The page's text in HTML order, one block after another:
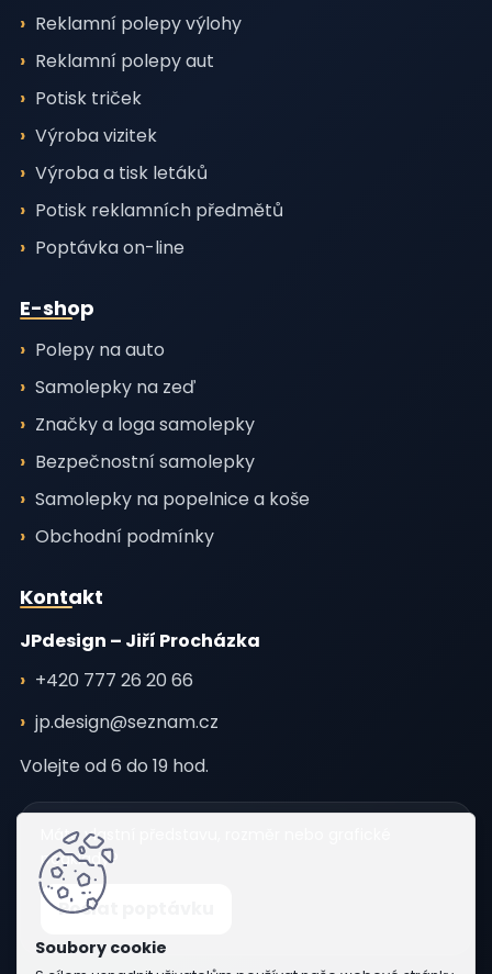
Reklamní polepy výlohy
Reklamní polepy aut
Potisk triček
Výroba vizitek
Výroba a tisk letáků
Potisk reklamních předmětů
Poptávka on-line
E-shop
Polepy na auto
Samolepky na zeď
Značky a loga samolepky
Bezpečnostní samolepky
Samolepky na popelnice a koše
Obchodní podmínky
Kontakt
JPdesign – Jiří Procházka
+420 777 26 20 66
jp.design@seznam.cz
Volejte od 6 do 19 hod.
Máte vlastní představu, rozměr nebo grafické
podklady?
Poslat poptávku